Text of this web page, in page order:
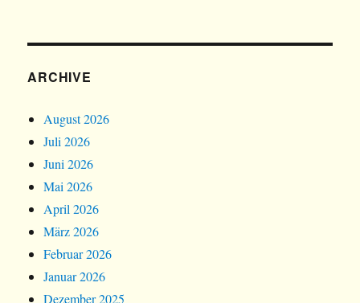
ARCHIVE
August 2026
Juli 2026
Juni 2026
Mai 2026
April 2026
März 2026
Februar 2026
Januar 2026
Dezember 2025